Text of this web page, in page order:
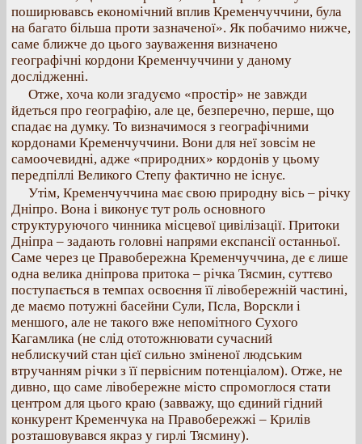
поширювавсь економічний вплив Кременчуччини, була
на багато більша проти зазначеної». Як побачимо нижче,
саме ближче до цього зауваження визначено
географічні кордони Кременчуччини у даному
дослідженні.
Отже, хоча коли згадуємо «простір» не завжди
йдеться про географію, але це, безперечно, перше, що
спадає на думку. То визначимося з географічними
кордонами Кременчуччини. Вони для неї зовсім не
самоочевидні, адже «природних» кордонів у цьому
передпіллі Великого Степу фактично не існує.
Утім, Кременчуччина має свою природну вісь – річку
Дніпро. Вона і виконує тут роль основного
структуруючого чинника місцевої цивілізації. Притоки
Дніпра – задають головні напрями експансії останньої.
Саме через це Правобережна Кременчуччина, де є лише
одна велика дніпрова притока – річка Тясмин, суттєво
поступається в темпах освоєння її лівобережній частині,
де маємо потужні басейни Сули, Псла, Ворскли і
меншого, але не такого вже непомітного Сухого
Кагамлика (не слід ототожнювати сучасний
неблискучий стан цієї сильно зміненої людським
втручанням річки з її первісним потенціалом). Отже, не
дивно, що саме лівобережне місто спромоглося стати
центром для цього краю (завважу, що єдиний гідний
конкурент Кременчука на Правобережжі – Крилів
розташовувався якраз у гирлі Тясмину).